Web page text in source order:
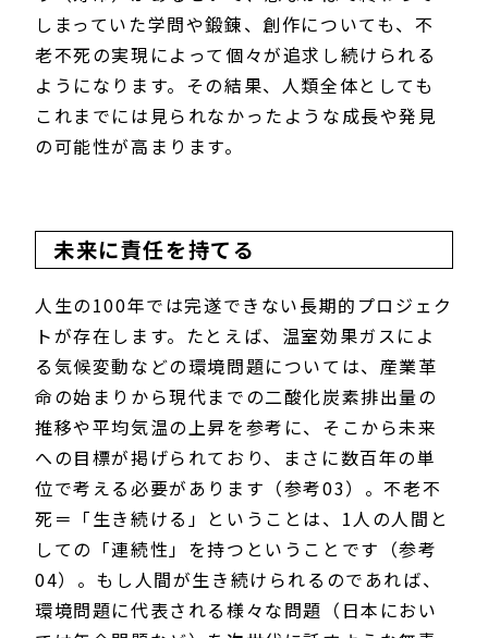
しまっていた学問や鍛錬、創作についても、不
老不死の実現によって個々が追求し続けられる
ようになります。その結果、人類全体としても
これまでには見られなかったような成長や発見
の可能性が高まります。
未来に責任を持てる
人生の100年では完遂できない長期的プロジェク
トが存在します。たとえば、温室効果ガスによ
る気候変動などの環境問題については、産業革
命の始まりから現代までの二酸化炭素排出量の
推移や平均気温の上昇を参考に、そこから未来
への目標が掲げられており、まさに数百年の単
位で考える必要があります（参考03）。不老不
死＝「生き続ける」ということは、1人の人間と
しての「連続性」を持つということです（参考
04）。もし人間が生き続けられるのであれば、
環境問題に代表される様々な問題（日本におい